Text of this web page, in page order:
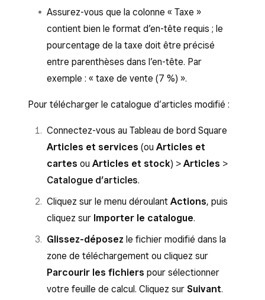
Si vous laissez le champ
Personnalisationvide, l’option sera
valeur « Oui » dans le champ
« Personnalisation » pour appliquer un
modificateur spécifique à un article.
Toute modification apportée à la
colonneNouvelle quantité
article remplacera la quantité actuelle
de cet article. Si vous indiquez zéro
la quantité en stock de cet article pour
ce point de vente sera définie sur zéro.
Les articles qui utilisent le format de
Casquette de
baseball
Femmes > Accessoires >
Chapeaux et bonnets
Vous pouvez ajouter des articles àplusieurs
catégories , même si une ou plusieurs d’entre
appelé « Casquette de baseball » à deux
catégories : (1) « Nouveautés » et (2) une sous-
catégorie d’accessoires pour femme appelée
« Chapeaux et bonnets ». Il vous suffit de saisir
Nouveautés, Femme >Accessoires>
Chapeaux et bonnets.
Casquette de
Nouveautés, Femmes >
Nom de
l’article
Catégories
Catégorie de
rapport
Pull à logo
Nouveautés,
Pulls
Les futures exportations du catalogue d’articles
Pull à logo
Nouveautés,
Pulls
Assurez-vous que la colonne « Taxe »
contient bien le format d’en-tête requis ; le
pourcentage de la taxe doit être précisé
entre parenthèses dans l’en-tête. Par
exemple : « taxe de vente (7 %) ».
Pour télécharger le catalogue d’articles modifié :
Connectez-vous au Tableau de bord Square
Articles et services (ou Articles et
cartes ou Articles et stock) > Articles >
Catalogue d’articles.
Cliquez sur le menu déroulant Actions, puis
cliquez sur Importer le catalogue.
Glissez-déposez le fichier modifié dans la
zone de téléchargement ou cliquez sur
Parcourir les fichiers pour sélectionner
votre feuille de calcul. Cliquez sur Suivant.